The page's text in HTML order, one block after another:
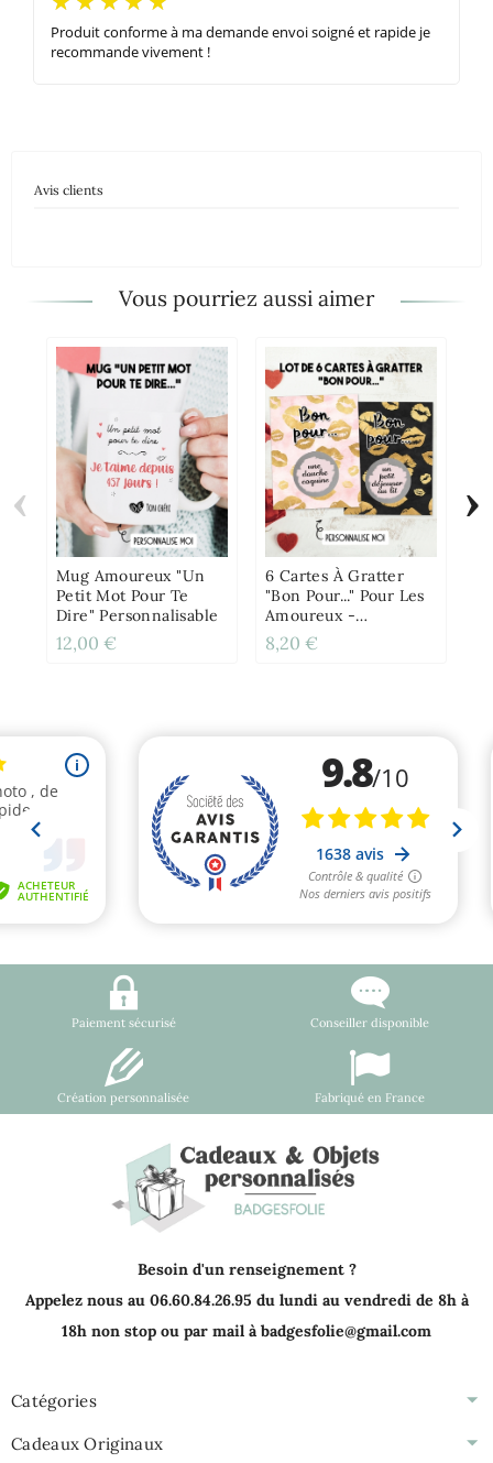
Produit conforme à ma demande envoi soigné et rapide je
recommande vivement !
Avis clients
Vous pourriez aussi aimer
Mug Amoureux "Un
Petit Mot Pour Te
Dire" Personnalisable
12,00 €
6 Cartes À Gratter
"Bon Pour..." Pour Les
Amoureux -
Personnalisable
8,20 €
‹ ›
Paiement sécurisé Conseiller disponible
Création personnalisée Fabriqué en France
Besoin d'un renseignement ?
Appelez nous au 06.60.84.26.95 du lundi au vendredi de 8h à
18h non stop ou par mail à badgesfolie@gmail.com
Catégories
Cadeaux Originaux